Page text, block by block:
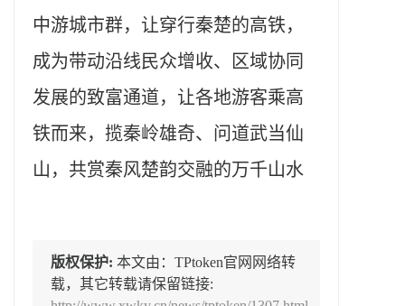
中游城市群，让穿行秦楚的高铁，
成为带动沿线民众增收、区域协同
发展的致富通道，让各地游客乘高
铁而来，揽秦岭雄奇、问道武当仙
山，共赏秦风楚韵交融的万千山水
版权保护: 本文由：TPtoken官网网络转
载，其它转载请保留链接: